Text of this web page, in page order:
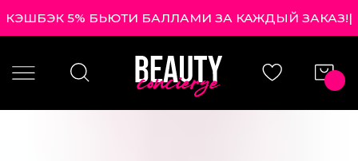
КЭШБЭК 5% БЬЮТИ БАЛЛАМИ ЗА КАЖДЫЙ ЗАКАЗ!|